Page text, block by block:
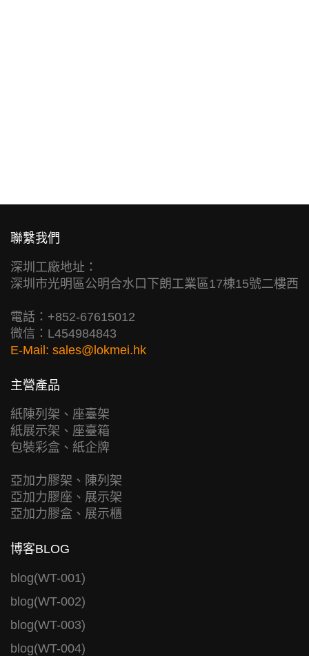
聯繫我們
深圳工廠地址：
深圳市光明區公明合水口下朗工業區17棟15號二樓西
電話：+852-67615012
微信：L454984843
E-Mail: sales@lokmei.hk
主營產品
紙陳列架、座臺架
紙展示架、座臺箱
包裝彩盒、紙企牌
亞加力膠架、陳列架
亞加力膠座、展示架
亞加力膠盒、展示櫃
博客BLOG
blog(WT-001)
blog(WT-002)
blog(WT-003)
blog(WT-004)